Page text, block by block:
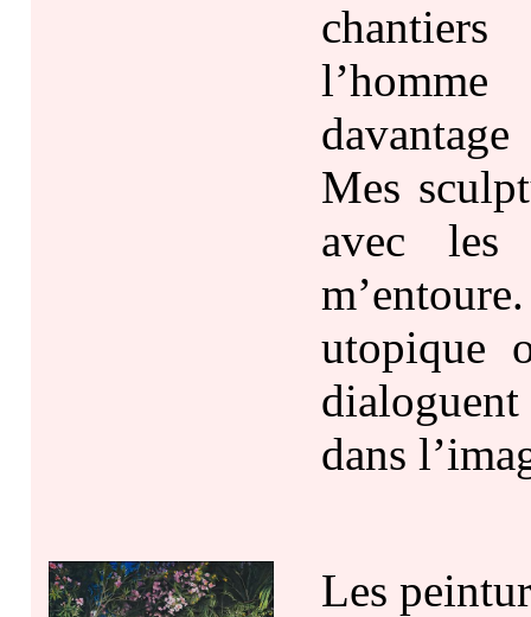
l’homme
Mes
avec les
utopique
dialoguent
dans
Les